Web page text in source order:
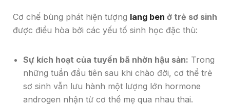
Cơ chế bùng phát hiện tượng lang ben ở trẻ sơ sinh
được điều hòa bởi các yếu tố sinh học đặc thù:
Sự kích hoạt của tuyến bã nhờn hậu sản: Trong
những tuần đầu tiên sau khi chào đời, cơ thể trẻ
sơ sinh vẫn lưu hành một lượng lớn hormone
androgen nhận từ cơ thể mẹ qua nhau thai.